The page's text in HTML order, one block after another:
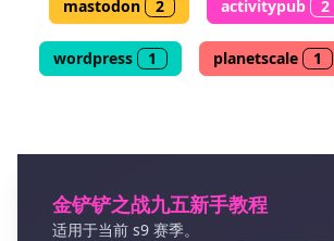
mastodon 2 activitypub 2
wordpress 1 planetscale 1
金铲铲之战九五新手教程
适用于当前 s9 赛季。